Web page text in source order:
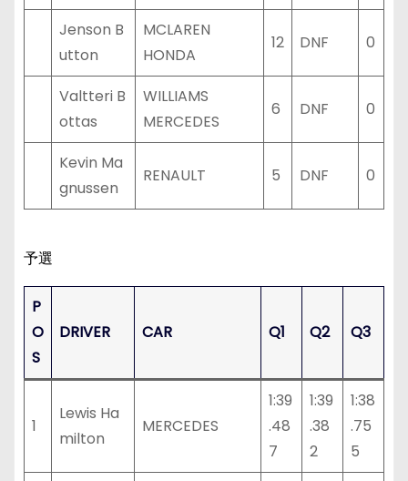
Jenson B
utton
MCLAREN
HONDA
12 DNF 0
Valtteri B
ottas
WILLIAMS
MERCEDES
6 DNF 0
Kevin Ma
gnussen
RENAULT 5 DNF 0
予選
P
O
S
DRIVER CAR Q1 Q2 Q3
1
Lewis Ha
milton
MERCEDES
1:39
.48
7
1:39
.38
2
1:38
.75
5